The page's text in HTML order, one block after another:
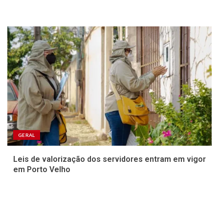
GERAL
Leis de valorização dos servidores entram em vigor
em Porto Velho